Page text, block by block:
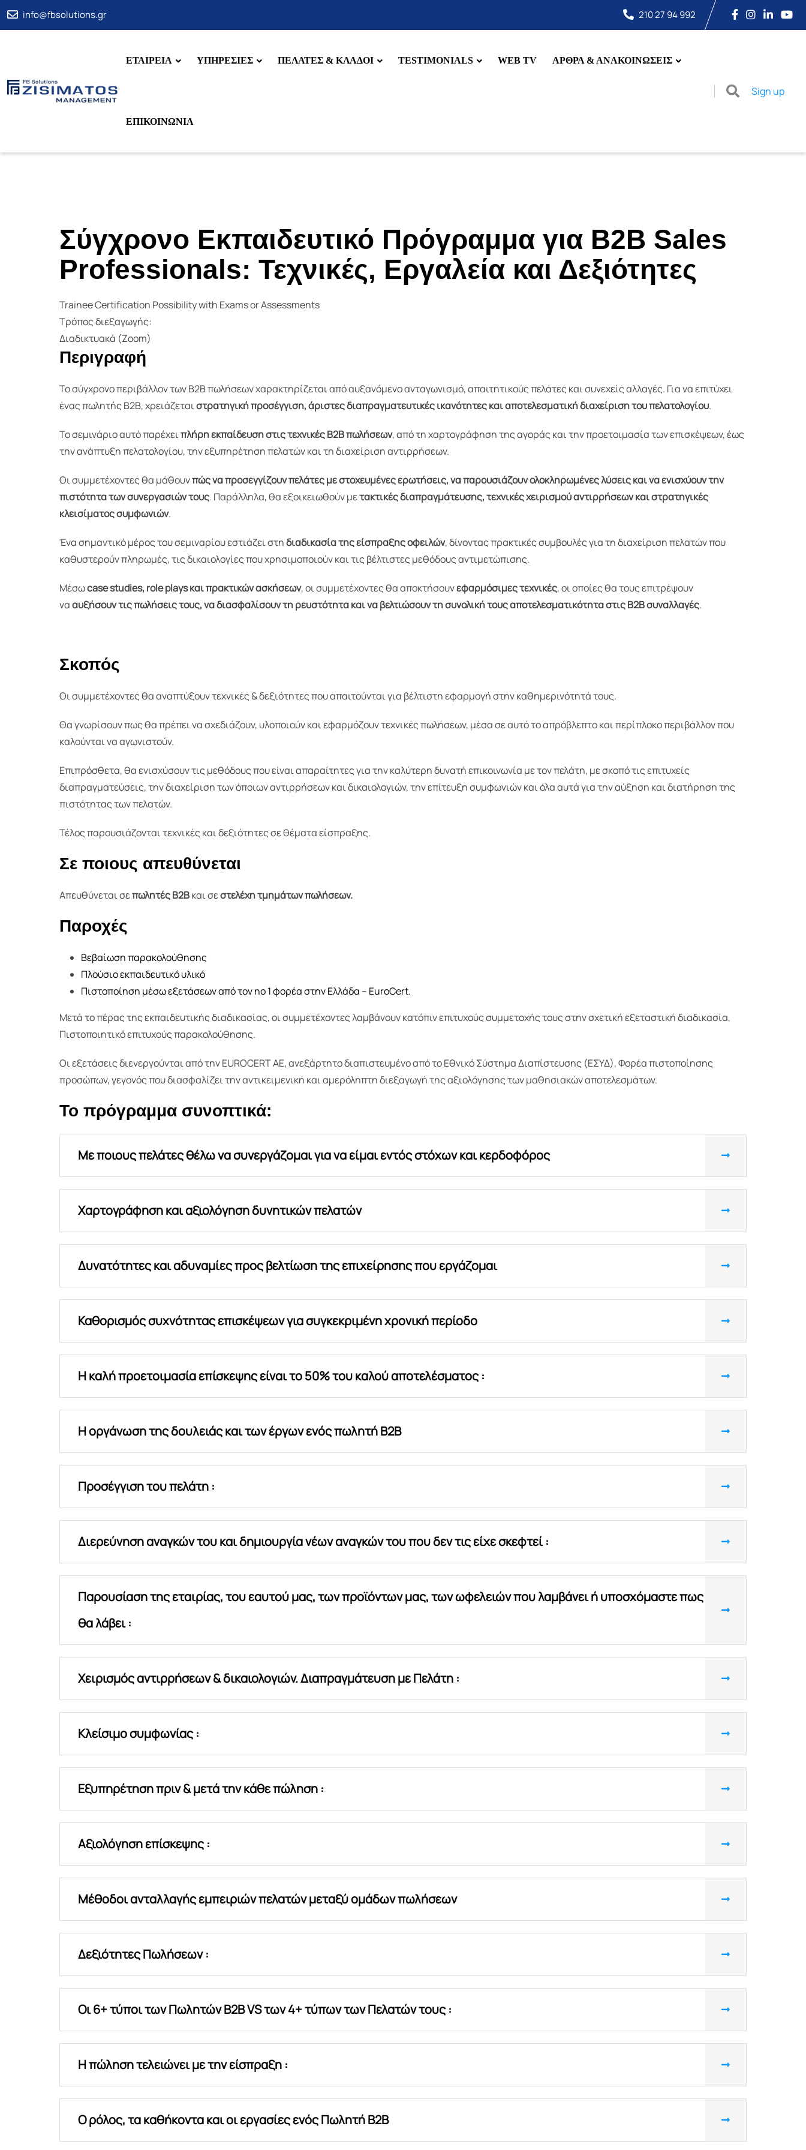
info@fbsolutions.gr 210 27 94 992
ΕΤΑΙΡΕΙΑ ΥΠΗΡΕΣΙΕΣ ΠΕΛΑΤΕΣ & ΚΛΑΔΟΙ TESTIMONIALS WEB TV ΑΡΘΡΑ & ΑΝΑΚΟΙΝΩΣΕΙΣ
ΕΠΙΚΟΙΝΩΝΙΑ
Sign up
Σύγχρονο Εκπαιδευτικό Πρόγραμμα για B2B Sales
Professionals: Τεχνικές, Εργαλεία και Δεξιότητες
Trainee Certification Possibility with Exams or Assessments
Τρόπος διεξαγωγής:
Διαδικτυακά (Zoom)
Περιγραφή
Το σύγχρονο περιβάλλον των Β2Β πωλήσεων χαρακτηρίζεται από αυξανόμενο ανταγωνισμό, απαιτητικούς πελάτες και συνεχείς αλλαγές. Για να επιτύχει
ένας πωλητής Β2Β, χρειάζεταιστρατηγική προσέγγιση, άριστες διαπραγματευτικές ικανότητες και αποτελεσματική διαχείριση του πελατολογίου.
Το σεμινάριο αυτό παρέχειπλήρη εκπαίδευση στις τεχνικές Β2Β πωλήσεων, από τη χαρτογράφηση της αγοράς και την προετοιμασία των επισκέψεων, έως
την ανάπτυξη πελατολογίου, την εξυπηρέτηση πελατών και τη διαχείριση αντιρρήσεων.
Οι συμμετέχοντες θα μάθουνπώς να προσεγγίζουν πελάτες με στοχευμένες ερωτήσεις, να παρουσιάζουν ολοκληρωμένες λύσεις και να ενισχύουν την
πιστότητα των συνεργασιών τους. Παράλληλα, θα εξοικειωθούν μετακτικές διαπραγμάτευσης, τεχνικές χειρισμού αντιρρήσεων και στρατηγικές
κλεισίματος συμφωνιών.
Ένα σημαντικό μέρος του σεμιναρίου εστιάζει στηδιαδικασία της είσπραξης οφειλών, δίνοντας πρακτικές συμβουλές για τη διαχείριση πελατών που
καθυστερούν πληρωμές, τις δικαιολογίες που χρησιμοποιούν και τις βέλτιστες μεθόδους αντιμετώπισης.
Μέσωcase studies, role plays και πρακτικών ασκήσεων, οι συμμετέχοντες θα αποκτήσουνεφαρμόσιμες τεχνικές, οι οποίες θα τους επιτρέψουν
νααυξήσουν τις πωλήσεις τους, να διασφαλίσουν τη ρευστότητα και να βελτιώσουν τη συνολική τους αποτελεσματικότητα στις Β2Β συναλλαγές.
Σκοπός
Οι συμμετέχοντες θα αναπτύξουν τεχνικές & δεξιότητες που απαιτούνται για βέλτιστη εφαρμογή στην καθημερινότητά τους.
Θα γνωρίσουν πως θα πρέπει να σχεδιάζουν, υλοποιούν και εφαρμόζουν τεχνικές πωλήσεων, μέσα σε αυτό το απρόβλεπτο και περίπλοκο περιβάλλον που
καλούνται να αγωνιστούν.
Επιπρόσθετα, θα ενισχύσουν τις μεθόδους που είναι απαραίτητες για την καλύτερη δυνατή επικοινωνία με τον πελάτη, με σκοπό τις επιτυχείς
διαπραγματεύσεις, την διαχείριση των όποιων αντιρρήσεων και δικαιολογιών, την επίτευξη συμφωνιών και όλα αυτά για την αύξηση και διατήρηση της
πιστότητας των πελατών.
Τέλος παρουσιάζονται τεχνικές και δεξιότητες σε θέματα είσπραξης.
Σε ποιους απευθύνεται
Απευθύνεται σεπωλητές Β2Βκαι σεστελέχη τμημάτων πωλήσεων.
Παροχές
Βεβαίωση παρακολούθησης
Πλούσιο εκπαιδευτικό υλικό
Πιστοποίηση μέσω εξετάσεων από τον no 1 φορέα στην Ελλάδα – EuroCert.
Μετά το πέρας της εκπαιδευτικής διαδικασίας, οι συμμετέχοντες λαμβάνουν κατόπιν επιτυχούς συμμετοχής τους στην σχετική εξεταστική διαδικασία,
Πιστοποιητικό επιτυχούς παρακολούθησης.
Οι εξετάσεις διενεργούνται από την EUROCERT AE, ανεξάρτητο διαπιστευμένο από το Εθνικό Σύστημα Διαπίστευσης (ΕΣΥΔ), Φορέα πιστοποίησης
προσώπων, γεγονός που διασφαλίζει την αντικειμενική και αμερόληπτη διεξαγωγή της αξιολόγησης των μαθησιακών αποτελεσμάτων.
Το πρόγραμμα συνοπτικά:
Με ποιους πελάτες θέλω να συνεργάζομαι για να είμαι εντός στόχων και κερδοφόρος
Χαρτογράφηση και αξιολόγηση δυνητικών πελατών
Δυνατότητες και αδυναμίες προς βελτίωση της επιχείρησης που εργάζομαι
Καθορισμός συχνότητας επισκέψεων για συγκεκριμένη χρονική περίοδο
Η καλή προετοιμασία επίσκεψης είναι το 50% του καλού αποτελέσματος :
Η οργάνωση της δουλειάς και των έργων ενός πωλητή B2B
Προσέγγιση του πελάτη :
Διερεύνηση αναγκών του και δημιουργία νέων αναγκών του που δεν τις είχε σκεφτεί :
Παρουσίαση της εταιρίας, του εαυτού μας, των προϊόντων μας, των ωφελειών που λαμβάνει ή υποσχόμαστε πως
θα λάβει :
Χειρισμός αντιρρήσεων & δικαιολογιών. Διαπραγμάτευση με Πελάτη :
Κλείσιμο συμφωνίας :
Εξυπηρέτηση πριν & μετά την κάθε πώληση :
Αξιολόγηση επίσκεψης :
Μέθοδοι ανταλλαγής εμπειριών πελατών μεταξύ ομάδων πωλήσεων
Δεξιότητες Πωλήσεων :
Οι 6+ τύποι των Πωλητών B2B VS των 4+ τύπων των Πελατών τους :
H πώληση τελειώνει με την είσπραξη :
Ο ρόλος, τα καθήκοντα και οι εργασίες ενός Πωλητή Β2Β